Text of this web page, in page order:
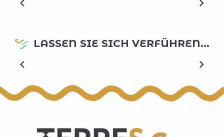
plateau de la...
LASSEN SIE SICH VERFÜHREN...